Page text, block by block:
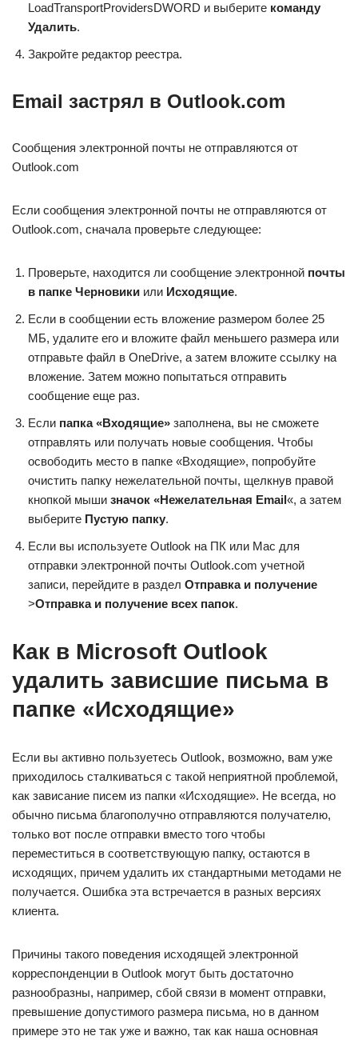
LoadTransportProvidersDWORD и выберите команду
Удалить.
Закройте редактор реестра.
Email застрял в Outlook.com
Сообщения электронной почты не отправляются от
Outlook.com
Если сообщения электронной почты не отправляются от
Outlook.com, сначала проверьте следующее:
Проверьте, находится ли сообщение электронной почты
в папке Черновики или Исходящие.
Если в сообщении есть вложение размером более 25
МБ, удалите его и вложите файл меньшего размера или
отправьте файл в OneDrive, а затем вложите ссылку на
вложение. Затем можно попытаться отправить
сообщение еще раз.
Если папка «Входящие» заполнена, вы не сможете
отправлять или получать новые сообщения. Чтобы
освободить место в папке «Входящие», попробуйте
очистить папку нежелательной почты, щелкнув правой
кнопкой мыши значок «Нежелательная Email«, а затем
выберите Пустую папку.
Если вы используете Outlook на ПК или Mac для
отправки электронной почты Outlook.com учетной
записи, перейдите в раздел Отправка и получение
>Отправка и получение всех папок.
Как в Microsoft Outlook
удалить зависшие письма в
папке «Исходящие»
Если вы активно пользуетесь Outlook, возможно, вам уже
приходилось сталкиваться с такой неприятной проблемой,
как зависание писем из папки «Исходящие». Не всегда, но
обычно письма благополучно отправляются получателю,
только вот после отправки вместо того чтобы
переместиться в соответствующую папку, остаются в
исходящих, причем удалить их стандартными методами не
получается. Ошибка эта встречается в разных версиях
клиента.
Причины такого поведения исходящей электронной
корреспонденции в Outlook могут быть достаточно
разнообразны, например, сбой связи в момент отправки,
превышение допустимого размера письма, но в данном
примере это не так уже и важно, так как наша основная